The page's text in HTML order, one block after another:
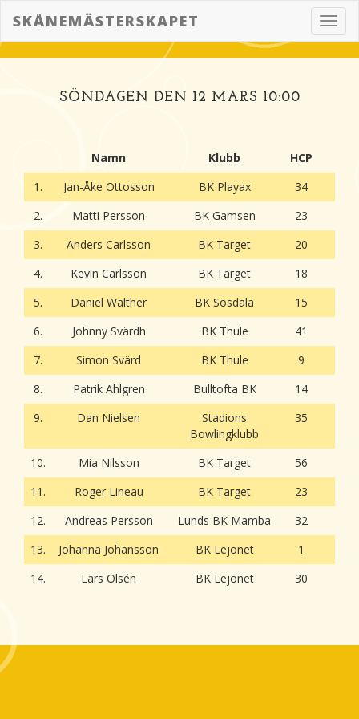
SKÅNEMÄSTERSKAPET
SÖNDAGEN DEN 12 MARS 10:00
Namn Klubb
HCP
1.
Jan-Åke Ottosson BK Playax
34
2.
Matti Persson BK Gamsen
23
3.
Anders Carlsson BK Target
20
4.
Kevin Carlsson BK Target
18
5.
Daniel Walther BK Sösdala
15
6.
Johnny Svärdh BK Thule
41
7.
Simon Svärd BK Thule
9
8.
Patrik Ahlgren Bulltofta BK
14
9.
Dan Nielsen
Stadions
Bowlingklubb
35
10. Mia Nilsson BK Target
56
11.
Roger Lineau BK Target
23
12.
Andreas Persson Lunds BK Mamba
32
13.
Johanna Johansson BK Lejonet
1
14.
Lars Olsén BK Lejonet 30